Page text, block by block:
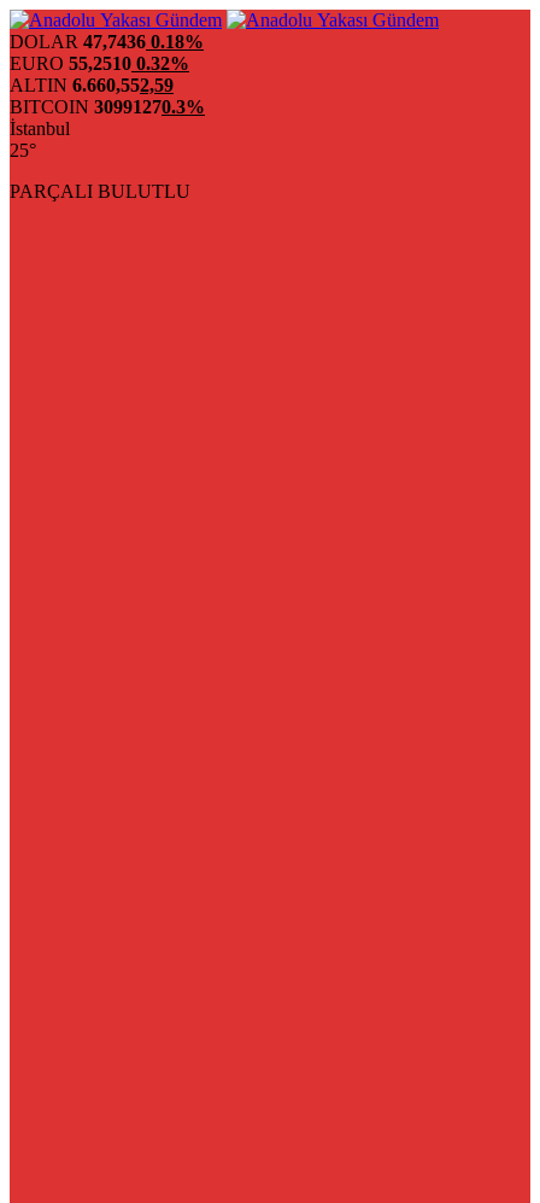
DOLAR 47,7436 0.18%
EURO 55,2510 0.32%
ALTIN 6.660,552,59
BITCOIN 30991270.3%
İstanbul
25°
PARÇALI BULUTLU